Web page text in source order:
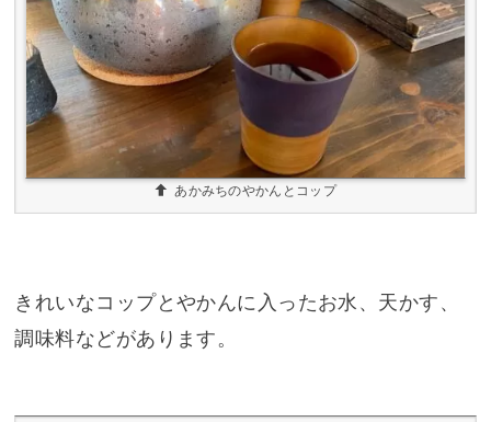
あかみちのやかんとコップ
きれいなコップとやかんに入ったお水、天かす、
調味料などがあります。